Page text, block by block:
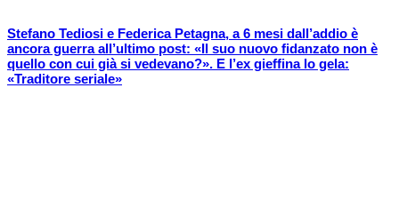
Stefano Tediosi e Federica Petagna, a 6 mesi dall’addio è
ancora guerra all’ultimo post: «Il suo nuovo fidanzato non è
quello con cui già si vedevano?». E l’ex gieffina lo gela:
«Traditore seriale»